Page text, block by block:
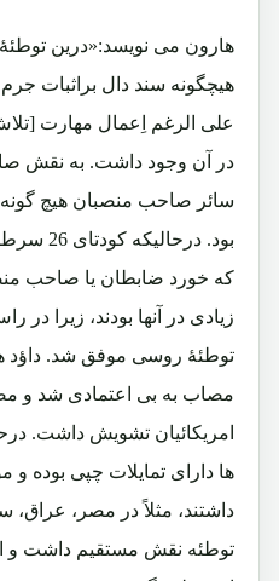
هارون می نویسد:«درین
هیچگونه سند دال براثبات
علی الرغم اِعمال مهارت
در آن وجود داشت. به نقش
سائر صاحب منصبان هیچ
بود.
که خورد ضابطان یا صاحب
زیادی در آنها بودند، زیرا
توطئۀ روسی موفق شد. داؤد
مصاب به بی اعتمادی شد و
امریکائیان تشویش داشت.
ها دارای تمایلات چپی بوده و
داشتند، مثلاً در مصر،
توطئه نقش مستقیم داشت و